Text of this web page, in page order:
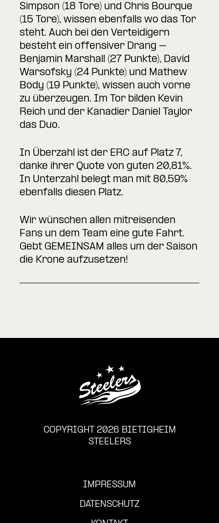
Simpson (18 Tore) und Chris Bourque
(15 Tore), wissen ebenfalls wo das Tor
steht. Auch bei den Verteidigern
besteht ein offensiver Drang –
Benjamin Marshall (27 Punkte), David
Warsofsky (24 Punkte) und Mathew
Body (19 Punkte), wissen auch vorne
zu überzeugen. Im Tor bilden Kevin
Reich und der Kanadier Daniel Taylor
das Duo.
In Überzahl ist der ERC auf Platz 7,
danke ihrer Quote von guten 20,81%.
In Unterzahl belegt man mit 80,59%
ebenfalls diesen Platz.
Wir wünschen allen mitreisenden
Fans un dem Team eine gute Fahrt.
Gebt GEMEINSAM alles um der Saison
die Krone aufzusetzen!
COPYRIGHT 2026 BIETIGHEIM
STEELERS
IMPRESSUM
DATENSCHUTZ